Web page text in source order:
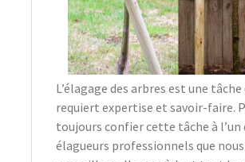
L’élagage des arbres est une tâche
requiert expertise et savoir-faire.
toujours confier cette tâche à l’un
élagueurs professionnels que nous